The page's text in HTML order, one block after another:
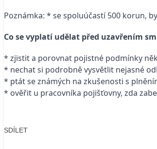
Poznámka: * se spoluúčastí 500 korun,
Co se vyplatí udělat před uzavřením
* zjistit a porovnat pojistné podmínky
* nechat si podrobně vysvětlit nejasné
* ptát se známých na zkušenosti s
* ověřit u pracovníka pojišťovny, zda
SDÍLET